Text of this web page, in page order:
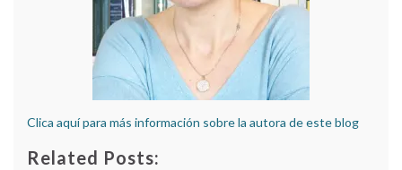
Clica aquí para más información sobre la autora de este blog
Related Posts: